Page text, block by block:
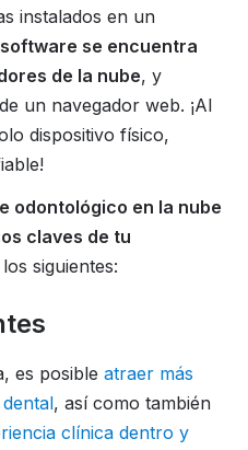
instalados en un
se encuentra
de la nube, y
un navegador web. ¡Al
dispositivo físico,
odontológico en la nube
claves de tu
siguientes:
es posibleatraer más
, así como también
clínica dentro y